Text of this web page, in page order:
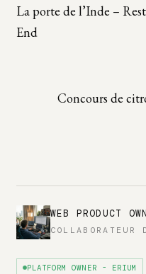
La porte de l’Inde –
End
Concours de
WEB PRODUCT
COLLABORATEUR
PLATFORM OWNER - ERIUM